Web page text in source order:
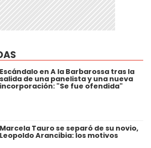
Escándalo en A la Barbarossa tras la
salida de una panelista y una nueva
incorporación: "Se fue ofendida"
Marcela Tauro se separó de su novio,
Leopoldo Arancibia: los motivos